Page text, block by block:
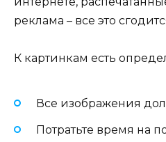
реклама – все это
К картинкам есть
Все изображения
Потратьте время на